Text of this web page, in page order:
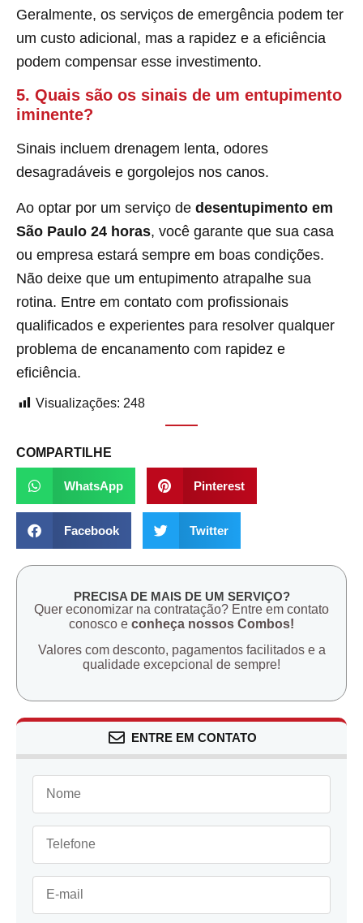
Geralmente, os serviços de emergência podem ter
um custo adicional, mas a rapidez e a eficiência
podem compensar esse investimento.
5. Quais são os sinais de um entupimento
iminente?
Sinais incluem drenagem lenta, odores
desagradáveis e gorgolejos nos canos.
Ao optar por um serviço de desentupimento em
São Paulo 24 horas, você garante que sua casa
ou empresa estará sempre em boas condições.
Não deixe que um entupimento atrapalhe sua
rotina. Entre em contato com profissionais
qualificados e experientes para resolver qualquer
problema de encanamento com rapidez e
eficiência.
Visualizações: 248
COMPARTILHE
WhatsApp Pinterest
Facebook Twitter
PRECISA DE MAIS DE UM SERVIÇO?
Quer economizar na contratação? Entre em contato
conosco e conheça nossos Combos!
Valores com desconto, pagamentos facilitados e a
qualidade excepcional de sempre!
ENTRE EM CONTATO